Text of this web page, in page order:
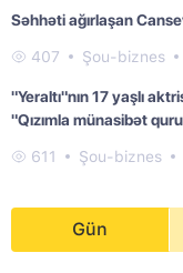
Səhhəti ağırlaşan
407 Şou-biznes
"Yeraltı"nın 17 yaşlı
"Qızımla münasibət
611 Şou-biznes
Gün